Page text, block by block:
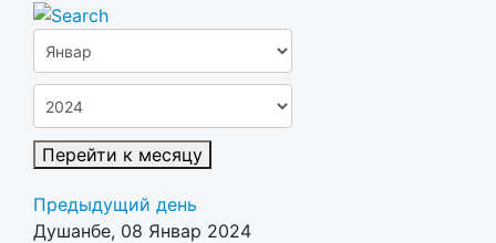
Перейти к месяцу
Предыдущий день
Душанбе, 08 Январ 2024